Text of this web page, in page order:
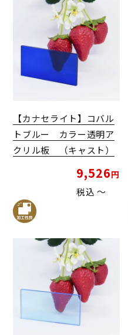
【カナセライト】コバル
トブルー カラー透明ア
クリル板 （キャスト）
9,526
税込 〜